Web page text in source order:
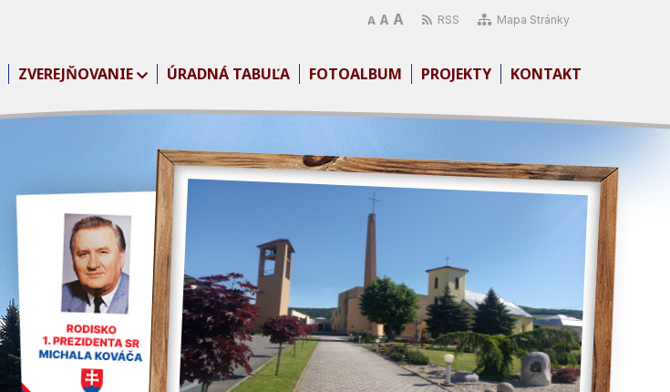
A A A RSS Mapa Stránky
ZVEREJŇOVANIE ÚRADNÁ TABUĽA FOTOALBUM PROJEKTY KONTAKT